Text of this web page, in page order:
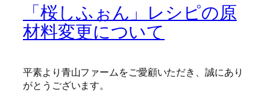
「桜しふぉん」レシピの原
材料変更について
平素より青山ファームをご愛顧いただき、誠にあり
がとうございます。